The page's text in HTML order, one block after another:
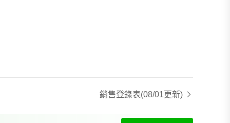
銷售登錄表(08/01更新)